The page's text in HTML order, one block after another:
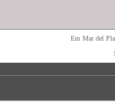
Em Mar del